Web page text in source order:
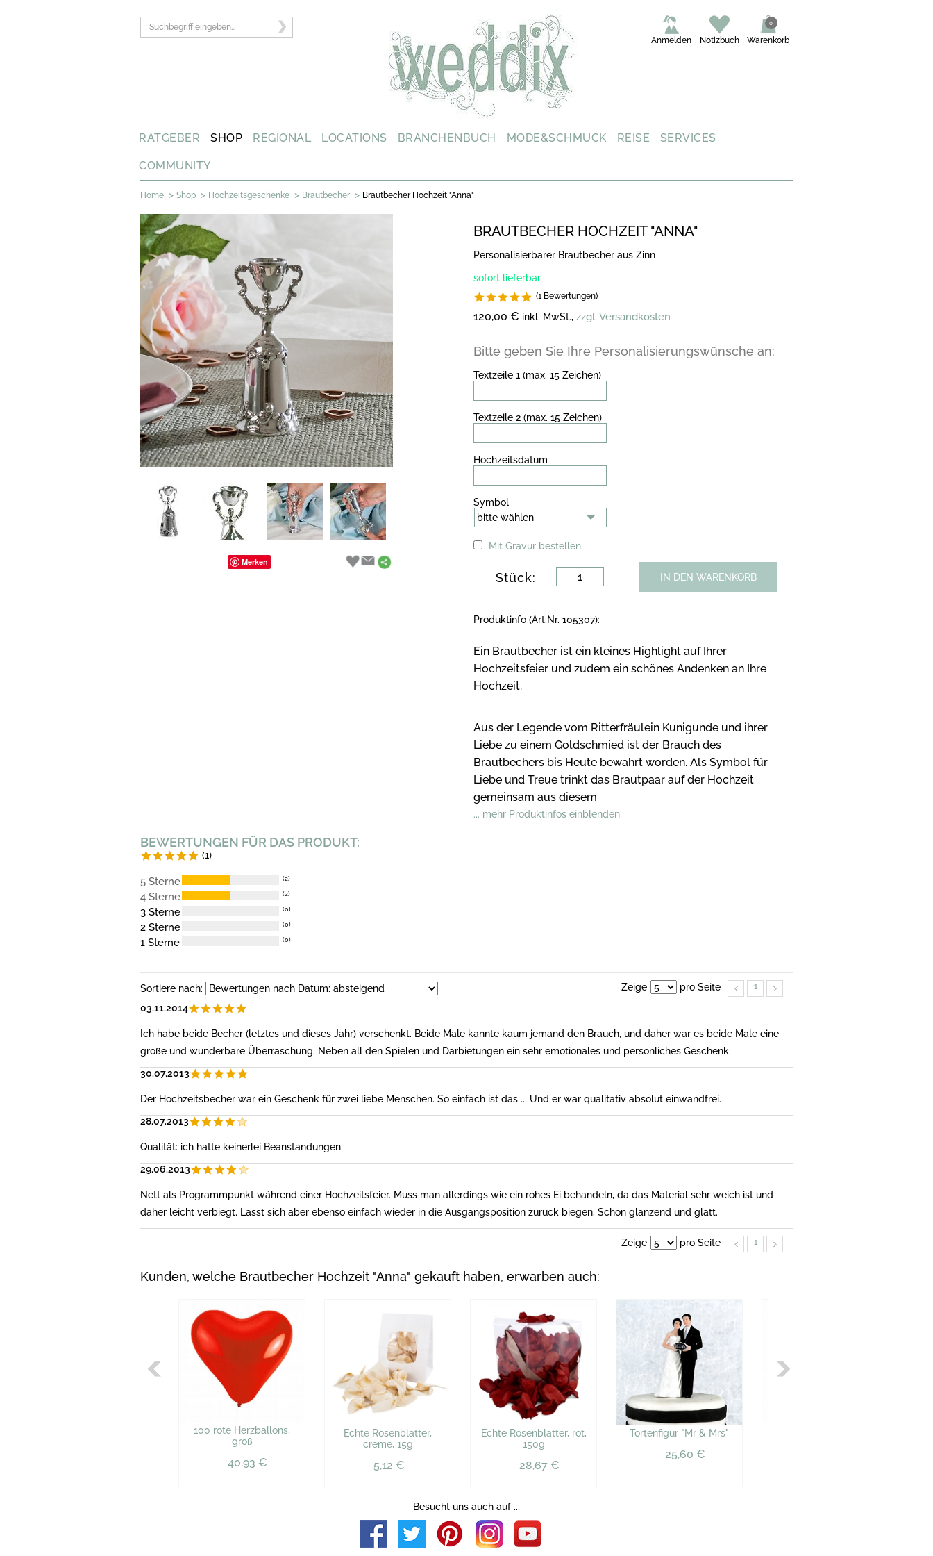
Warenkorb
0
Notizbuch
Anmelden
RATGEBER SHOP REGIONAL LOCATIONS BRANCHENBUCH MODE&SCHMUCK REISE SERVICES
COMMUNITY
Home > Shop > Hochzeitsgeschenke > Brautbecher > Brautbecher Hochzeit "Anna"
Merken
BRAUTBECHER HOCHZEIT "ANNA"
Personalisierbarer Brautbecher aus Zinn
sofort lieferbar
(1 Bewertungen)
120,00 € inkl. MwSt., zzgl. Versandkosten
Bitte geben Sie Ihre Personalisierungswünsche an:
Textzeile 1 (max. 15 Zeichen)
Textzeile 2 (max. 15 Zeichen)
Hochzeitsdatum
Symbol
bitte wählen
Mit Gravur bestellen
Stück: IN DEN WARENKORB
Produktinfo (Art.Nr. 105307):
Ein Brautbecher ist ein kleines Highlight auf Ihrer
Hochzeitsfeier und zudem ein schönes Andenken an Ihre
Hochzeit.
Aus der Legende vom Ritterfräulein Kunigunde und ihrer
Liebe zu einem Goldschmied ist der Brauch des
Brautbechers bis Heute bewahrt worden. Als Symbol für
Liebe und Treue trinkt das Brautpaar auf der Hochzeit
gemeinsam aus diesem
... mehr Produktinfos einblenden
BEWERTUNGEN FÜR DAS PRODUKT:
(1)
5 Sterne (2)
4 Sterne (2)
3 Sterne (0)
2 Sterne (0)
1 Sterne (0)
Sortiere nach: Zeige pro Seite 1
03.11.2014
Ich habe beide Becher (letztes und dieses Jahr) verschenkt. Beide Male kannte kaum jemand den Brauch, und daher war es beide Male eine
große und wunderbare Überraschung. Neben all den Spielen und Darbietungen ein sehr emotionales und persönliches Geschenk.
30.07.2013
Der Hochzeitsbecher war ein Geschenk für zwei liebe Menschen. So einfach ist das ... Und er war qualitativ absolut einwandfrei.
28.07.2013
Qualität: ich hatte keinerlei Beanstandungen
29.06.2013
Nett als Programmpunkt während einer Hochzeitsfeier. Muss man allerdings wie ein rohes Ei behandeln, da das Material sehr weich ist und
daher leicht verbiegt. Lässt sich aber ebenso einfach wieder in die Ausgangsposition zurück biegen. Schön glänzend und glatt.
Zeige pro Seite 1
Kunden, welche Brautbecher Hochzeit "Anna" gekauft haben, erwarben auch:
100 rote Herzballons,
groß
40,93 €
Echte Rosenblätter,
creme, 15g
5,12 €
Echte Rosenblätter, rot,
150g
28,67 €
Tortenfigur "Mr & Mrs"
25,60 €
Besucht uns auch auf ...